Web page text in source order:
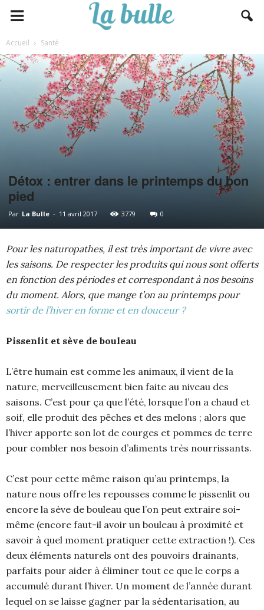
Accueil Santé
Détox : entrer dans le printemps du bon
pied
Par La Bulle - 11 avril 2017 3779 0
Pour les naturopathes, il est très important de vivre avec
les saisons. De respecter les produits qui nous sont offerts
en fonction des périodes et correspondant à nos besoins
du moment. Alors, que mange t’on au printemps pour
sortir de l’hiver en forme et en douceur ?
Pissenlit et sève de bouleau
L’être humain est comme les animaux, il vient de la
nature, merveilleusement bien faite au niveau des
saisons. C’est pour ça que l’été, lorsque l’on a chaud et
soif, elle produit des pêches et des melons ; alors que
l’hiver apporte son lot de courges et pommes de terre
pour combler nos besoin d’aliments très nourrissants.
C’est pour cette même raison qu’au printemps, la
nature nous offre les repousses comme le pissenlit ou
encore la sève de bouleau que l’on peut extraire soi-
même (encore faut-il avoir un bouleau à proximité et
savoir à quel moment pratiquer cette extraction !). Ces
deux éléments naturels ont des pouvoirs drainants,
parfaits pour aider à éliminer tout ce que le corps a
accumulé durant l’hiver. Un moment de l’année durant
lequel on se laisse gagner par la sédentarisation, au